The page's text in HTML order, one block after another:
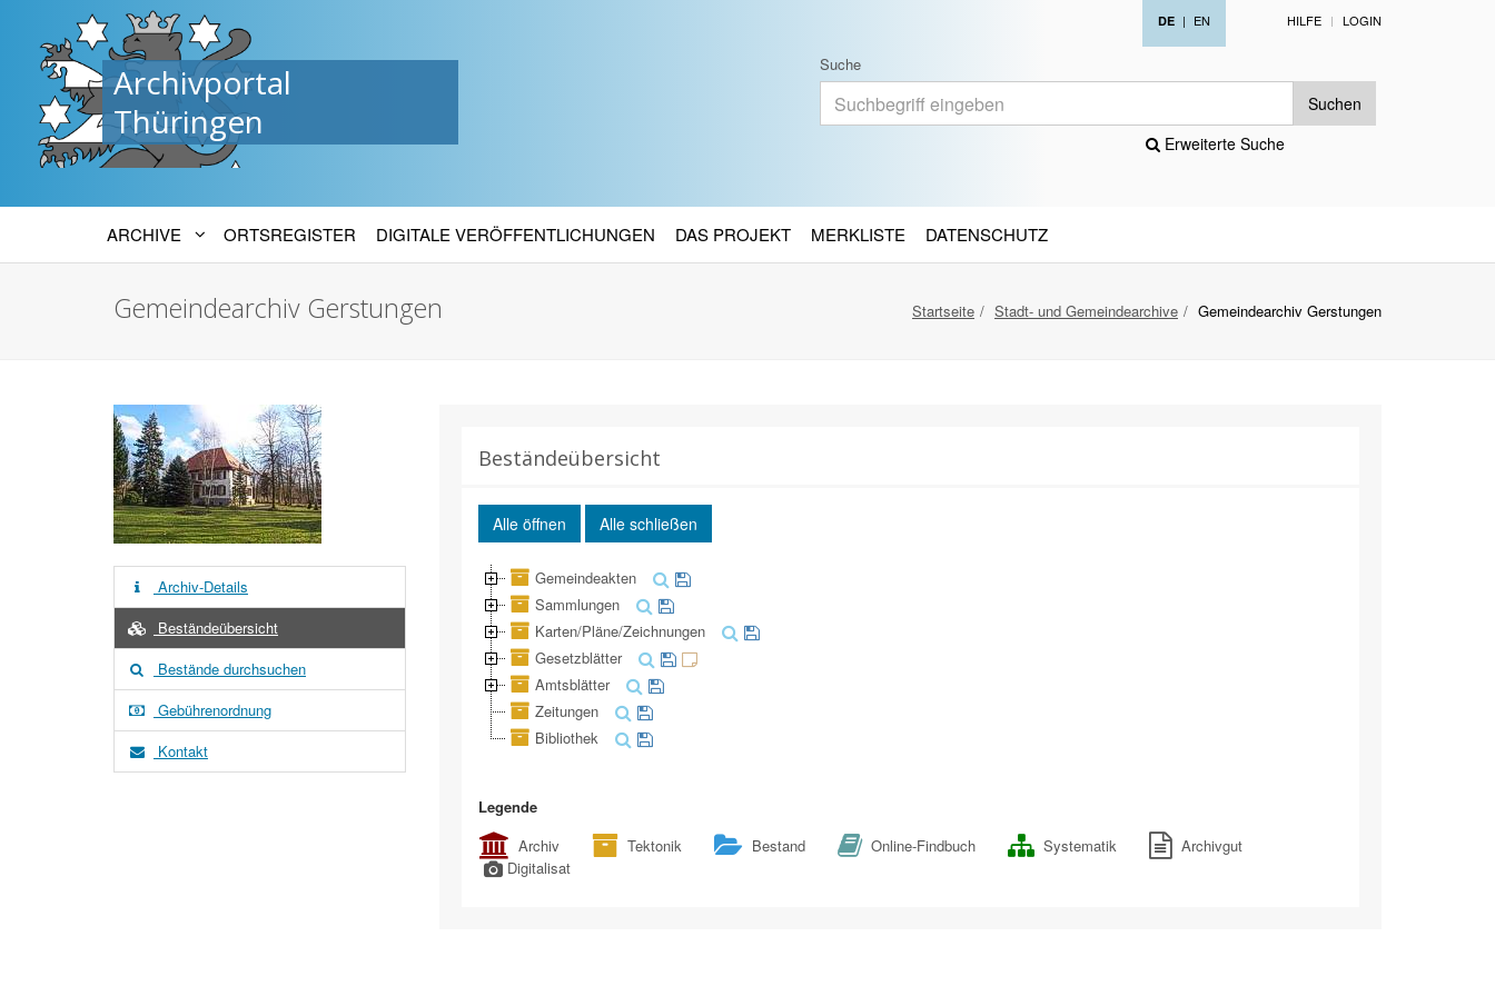
Archivportal
Thüringen
DE | EN HILFE LOGIN
Suche
Suchen
Erweiterte Suche
ARCHIVE ORTSREGISTER DIGITALE VERÖFFENTLICHUNGEN DAS PROJEKT MERKLISTE DATENSCHUTZ
Startseite Stadt- und Gemeindearchive Gemeindearchiv Gerstungen
Gemeindearchiv Gerstungen
Archiv-Details
Beständeübersicht
Bestände durchsuchen
Gebührenordnung
Kontakt
Beständeübersicht
Alle öffnen Alle schließen
Gemeindeakten
Sammlungen
Karten/Pläne/Zeichnungen
Gesetzblätter
Amtsblätter
Zeitungen
Bibliothek
Legende
Archiv
Tektonik Bestand Online-Findbuch Systematik
Archivgut
Digitalisat